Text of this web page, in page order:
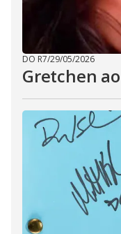
DO R7/29/05/2026
Gretchen